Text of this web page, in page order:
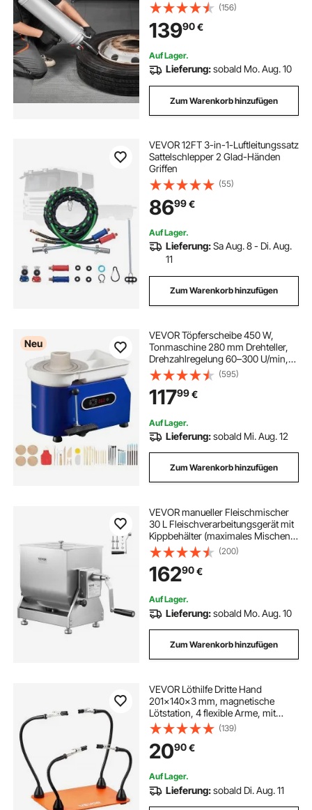
Reifenfüllwerkzeug, verbessertes
tragbares Reifenfüllgerät, 0,6-0,8
MPa für Auto E-bike Wohnmobil
ATV Silber
(156)
13990€
Auf Lager.
Lieferung:sobald Mo. Aug. 10
Zum Warenkorb hinzufügen
VEVOR 12FT 3-in-1-Luftleitungssatz
Sattelschlepper 2 Glad-Händen
Griffen
(55)
8699€
Auf Lager.
Lieferung:Sa Aug. 8 - Di. Aug.
11
Zum Warenkorb hinzufügen
Neu
VEVOR Töpferscheibe 450 W,
Tonmaschine 280 mm Drehteller,
Drehzahlregelung 60–300 U/min,
Hand- & Fußsteuerung,
Abnehmbares ABS-Becken,
Keramik Clay Maschine für
Erwachsene & Anfänger, Blau
(595)
11799€
Auf Lager.
Lieferung:sobald Mi. Aug. 12
Zum Warenkorb hinzufügen
VEVOR manueller Fleischmischer
30 L Fleischverarbeitungsgerät mit
Kippbehälter (maximales Mischen
von 20,4 kg Fleisch),
Fleischmischer Wurstmischer mit
Untersetzungsgetriebe, Handmixer
für Hackfleisch
(200)
16290€
Auf Lager.
Lieferung:sobald Mo. Aug. 10
Zum Warenkorb hinzufügen
VEVOR Löthilfe Dritte Hand
201x140x3 mm, magnetische
Lötstation, 4 flexible Arme, mit
Krokodilklemmen und rutschfester
Stahlbasis, für elektronische
Reparaturen, Basteln, Hobby,
Heimwerken
(139)
2090€
Auf Lager.
Lieferung:sobald Di. Aug. 11